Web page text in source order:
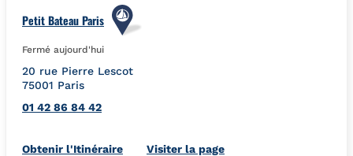
Petit Bateau Paris
Fermé aujourd'hui
20 rue Pierre Lescot
75001 Paris
01 42 86 84 42
Obtenir l'ItinéraireLink Opens in New Tab
Visiter la page